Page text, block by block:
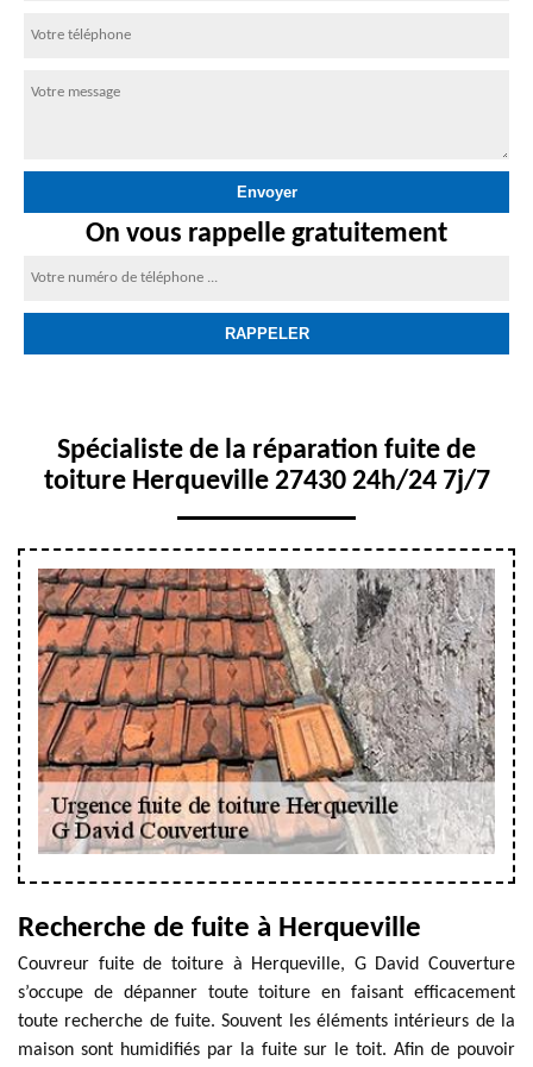
On vous rappelle gratuitement
Spécialiste de la réparation fuite de
toiture Herqueville 27430 24h/24 7j/7
Recherche de fuite à Herqueville
Couvreur fuite de toiture à Herqueville, G David Couverture
s’occupe de dépanner toute toiture en faisant efficacement
toute recherche de fuite. Souvent les éléments intérieurs de la
maison sont humidifiés par la fuite sur le toit. Afin de pouvoir